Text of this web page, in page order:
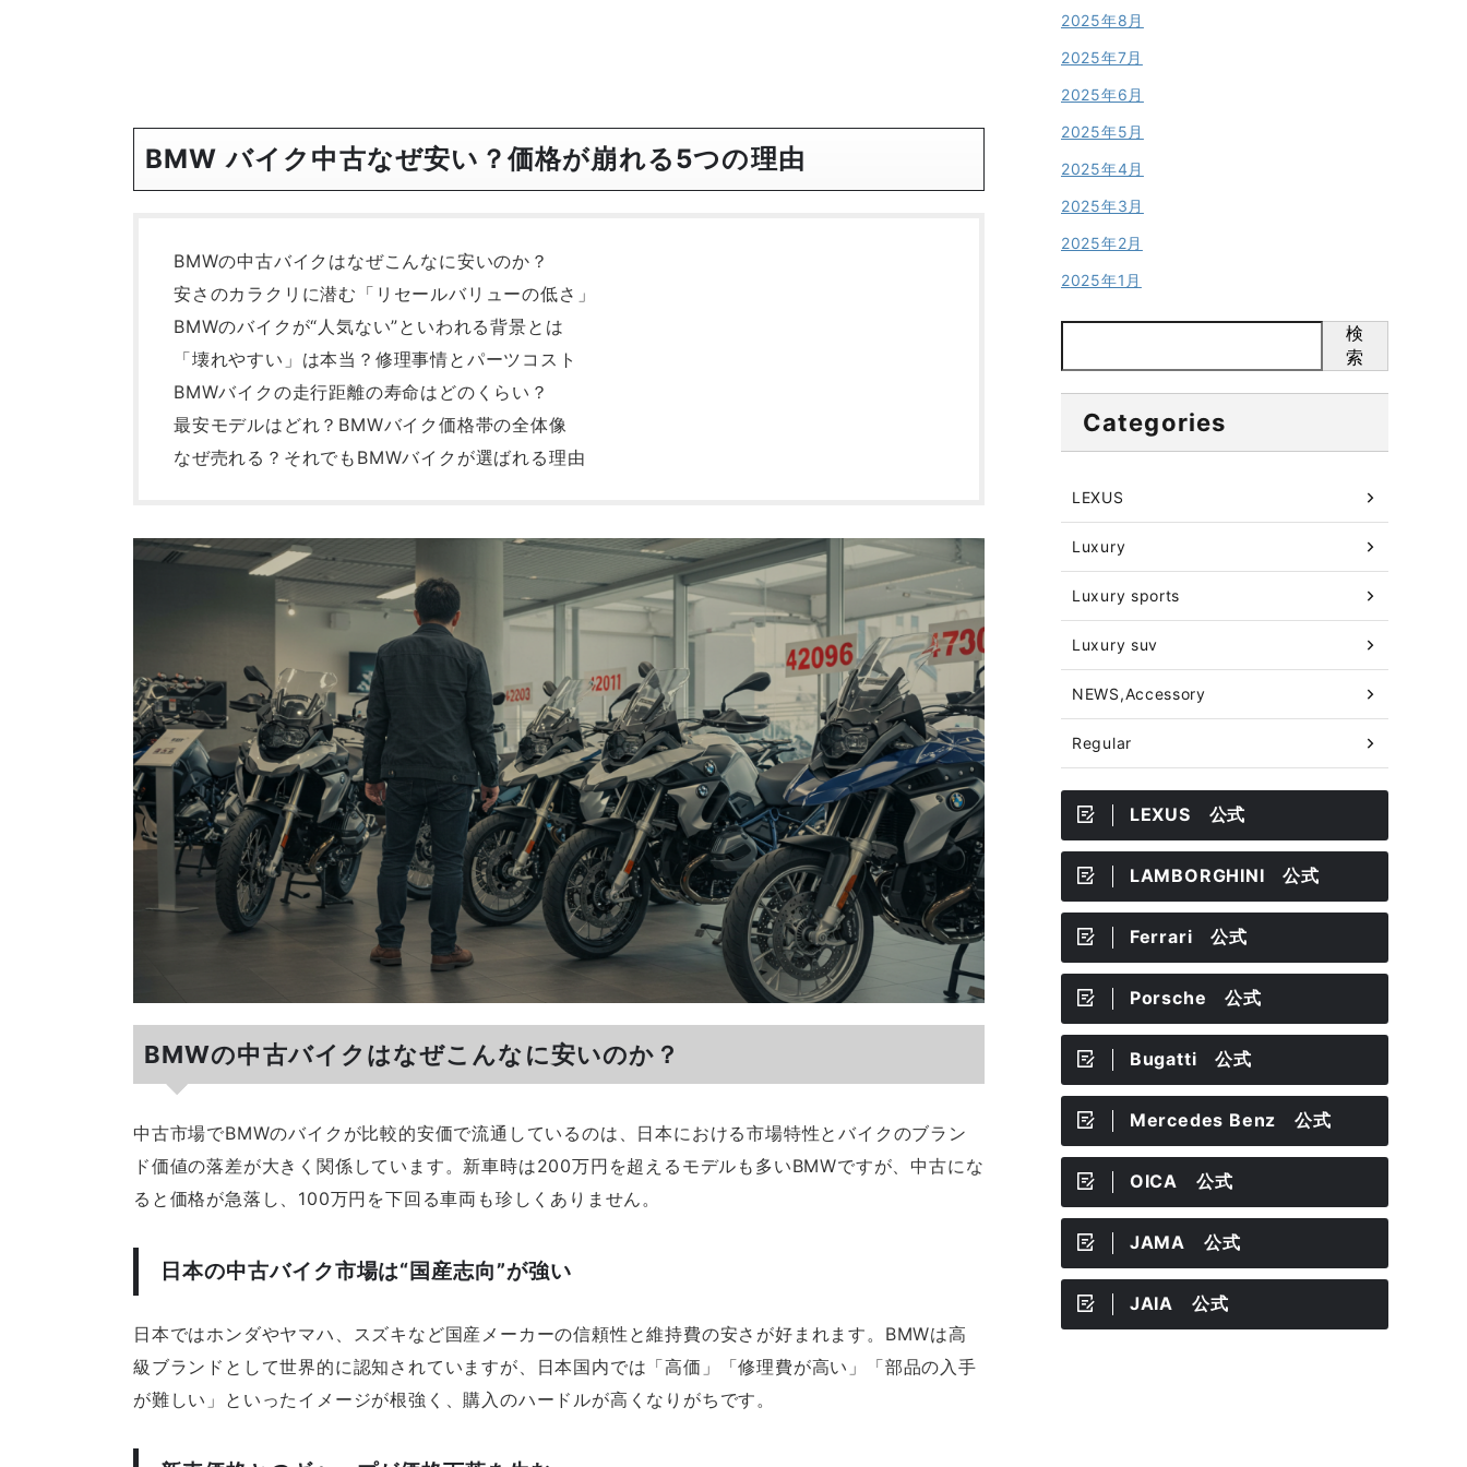
BMW バイク中古なぜ安い？価格が崩れる5つの理由
BMWの中古バイクはなぜこんなに安いのか？
安さのカラクリに潜む「リセールバリューの低さ」
BMWのバイクが“人気ない”といわれる背景とは
「壊れやすい」は本当？修理事情とパーツコスト
BMWバイクの走行距離の寿命はどのくらい？
最安モデルはどれ？BMWバイク価格帯の全体像
なぜ売れる？それでもBMWバイクが選ばれる理由
BMWの中古バイクはなぜこんなに安いのか？
中古市場でBMWのバイクが比較的安価で流通しているのは、日本における市場特性とバイクのブラン
ド価値の落差が大きく関係しています。新車時は200万円を超えるモデルも多いBMWですが、中古にな
ると価格が急落し、100万円を下回る車両も珍しくありません。
日本の中古バイク市場は“国産志向”が強い
日本ではホンダやヤマハ、スズキなど国産メーカーの信頼性と維持費の安さが好まれます。BMWは高
級ブランドとして世界的に認知されていますが、日本国内では「高価」「修理費が高い」「部品の入手
が難しい」といったイメージが根強く、購入のハードルが高くなりがちです。
2025年8月
2025年7月
2025年6月
2025年5月
2025年4月
2025年3月
2025年2月
2025年1月
検
索
Categories
LEXUS
Luxury
Luxury sports
Luxury suv
NEWS,Accessory
Regular
LEXUS 公式
LAMBORGHINI 公式
Ferrari 公式
Porsche 公式
Bugatti 公式
Mercedes Benz 公式
OICA 公式
JAMA 公式
JAIA 公式